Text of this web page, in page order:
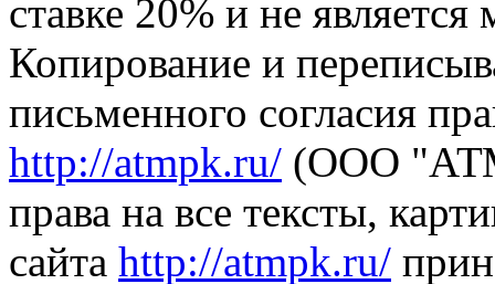
ставке 20% и не
Копирование и
письменного согласия
http://atmpk.ru/ (ООО
права на все тексты,
сайта http://atmpk.ru/